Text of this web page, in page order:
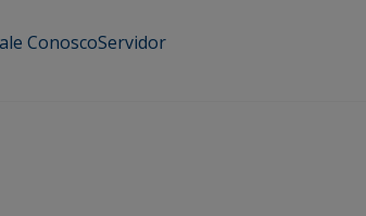
ConoscoServidor